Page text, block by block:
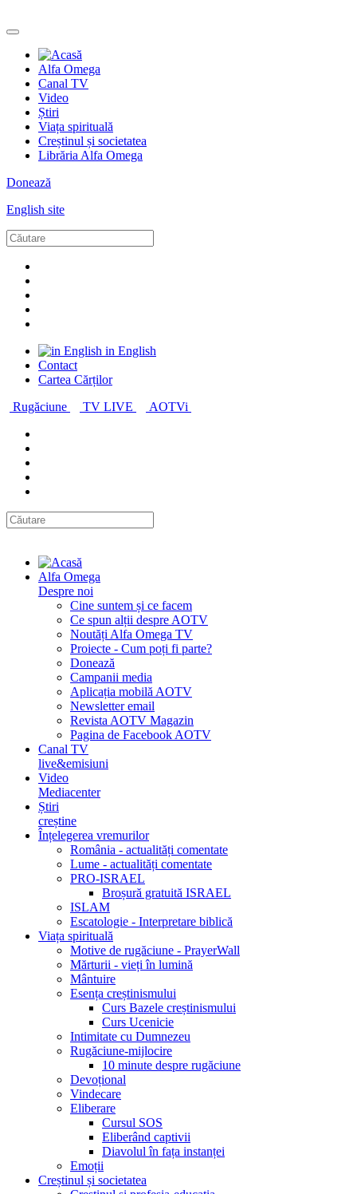
Alfa Omega
Canal TV
Video
Știri
Viața spirituală
Creștinul și societatea
Librăria Alfa Omega
Donează
English site
in English
Contact
Cartea Cărților
Rugăciune
TV LIVE AOTVi
Alfa Omega
Despre noi
Cine suntem și ce facem
Ce spun alții despre AOTV
Noutăți Alfa Omega TV
Proiecte - Cum poți fi parte?
Donează
Campanii media
Aplicația mobilă AOTV
Newsletter email
Revista AOTV Magazin
Pagina de Facebook AOTV
Canal TV
live&emisiuni
Video
Mediacenter
Știri
creștine
Înțelegerea vremurilor
România - actualități comentate
Lume - actualități comentate
PRO-ISRAEL
Broșură gratuită ISRAEL
ISLAM
Escatologie - Interpretare biblică
Viața spirituală
Motive de rugăciune - PrayerWall
Mărturii - vieți în lumină
Mântuire
Esența creștinismului
Curs Bazele creștinismului
Curs Ucenicie
Intimitate cu Dumnezeu
Rugăciune-mijlocire
10 minute despre rugăciune
Devoțional
Vindecare
Eliberare
Cursul SOS
Eliberând captivii
Diavolul în fața instanței
Emoții
Creștinul și societatea